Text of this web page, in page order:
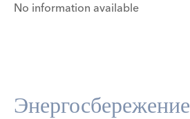
No information available
Энергосбережение